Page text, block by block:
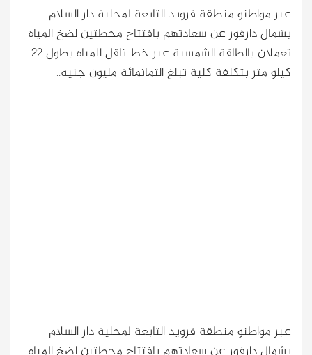
عبر مواطنو منطقة قرويد التابعة لمحلية دار السلام
بشمال دارفور عن سعادتهم بافتتاح محطتين لضخ المياه
تعملان بالطاقة الشمسية عبر خط ناقل للمياه بطول 22
كيلو متر بتكلفة كلية تبلغ الثمانمائة مليون جنيه..
عبر مواطنو منطقة قرويد التابعة لمحلية دار السلام